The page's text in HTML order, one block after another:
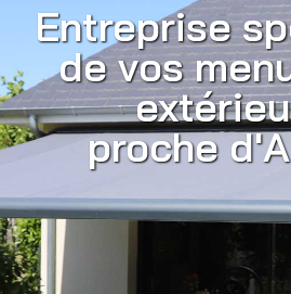
Entreprise
de vos
proche